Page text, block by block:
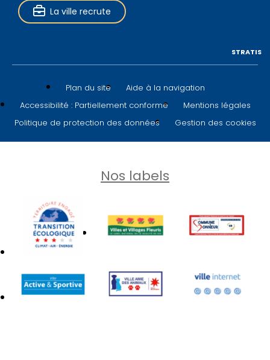
La ville recrute
Plan du site
Aide à la navigation
Accessibilité : Partiellement conforme
Mentions légales
Politique de protection des données
Gestion des cookies
STRATIS
Nos labels